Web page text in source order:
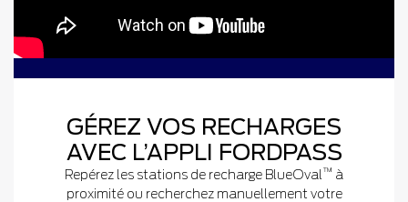
GÉREZ VOS RECHARGES
AVEC L’APPLI FORDPASS
Repérez les stations de recharge BlueOval ™ à
proximité ou recherchez manuellement votre